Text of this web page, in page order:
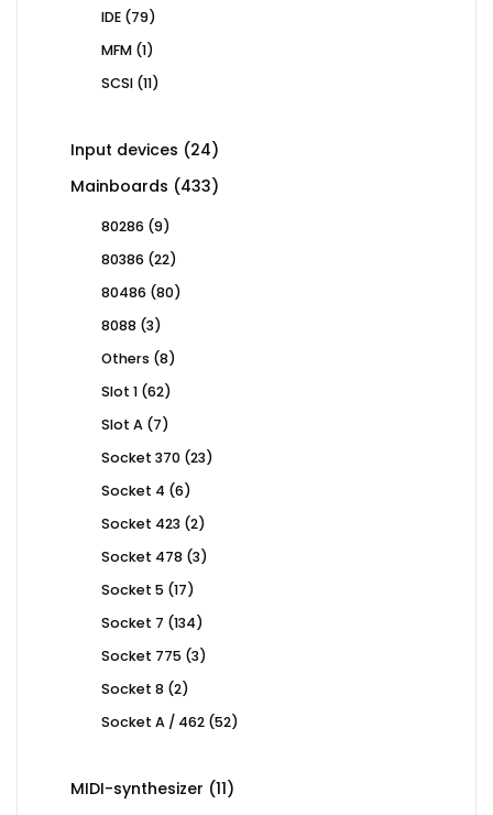
IDE 7979
MFM 11
SCSI 1111
Input devices 2424
Mainboards 433433
80286 99
80386 2222
80486 8080
8088 33
Others 88
Slot 1 6262
Slot A 77
Socket 370 2323
Socket 4 66
Socket 423 22
Socket 478 33
Socket 5 1717
Socket 7 134134
Socket 775 33
Socket 8 22
Socket A / 462 5252
MIDI-synthesizer 1111